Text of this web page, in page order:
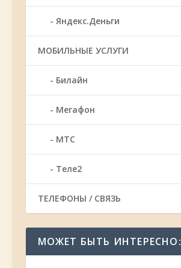
Яндекс.Деньги
МОБИЛЬНЫЕ УСЛУГИ
Билайн
Мегафон
МТС
Теле2
ТЕЛЕФОНЫ / СВЯЗЬ
МОЖЕТ БЫТЬ ИНТЕРЕСНО: